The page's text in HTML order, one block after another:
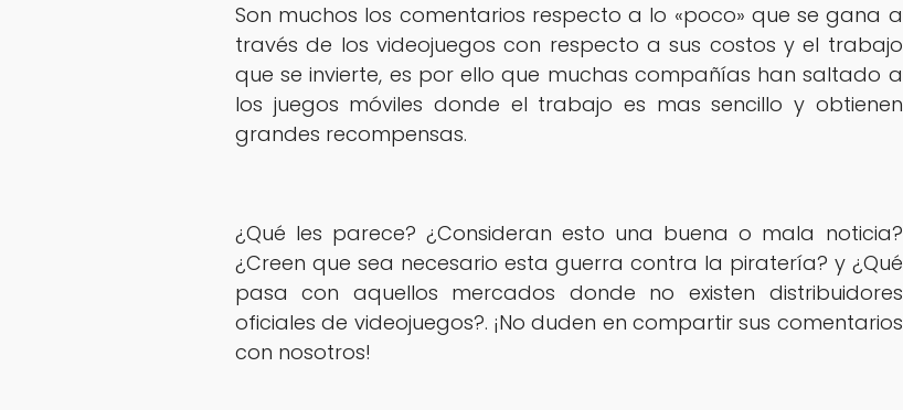
‎Son muchos los comentarios respecto a lo «poco» que se gana a
través de los videojuegos con respecto a sus costos y el trabajo
que se invierte, es por ello que muchas compañías han saltado a
los juegos móviles donde el trabajo es mas sencillo y obtienen
grandes recompensas.
¿Qué les parece? ¿Consideran esto una buena o mala noticia?
¿Creen que sea necesario esta guerra contra la piratería? y ¿Qué
pasa con aquellos mercados donde no existen distribuidores
oficiales de videojuegos?. ¡No duden en compartir sus comentarios
con nosotros!